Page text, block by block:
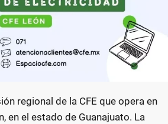
regional de la CFE que opera en
en el estado de Guanajuato. La